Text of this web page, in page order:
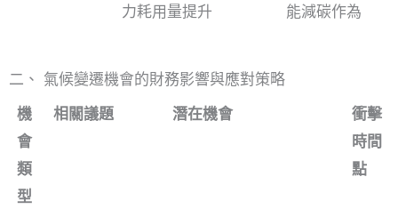
力耗用量提升
能減碳作為
二、 氣候變遷機會的財務影響與應對策略
機
會
類
型
相關議題 潛在機會
衝擊
時間
點